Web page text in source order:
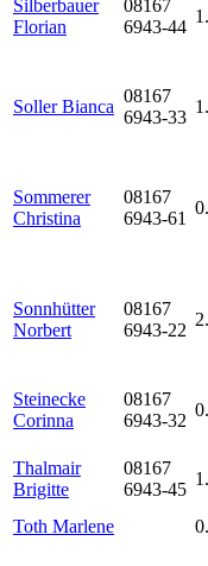
Silberbauer
Florian
08167
6943-44
Soller Bianca
08167
6943-33
Sommerer
Christina
08167
6943-61
Sonnhütter
Norbert
08167
6943-22
Steinecke
Corinna
08167
6943-32
Thalmair
Brigitte
08167
6943-45
Toth Marlene